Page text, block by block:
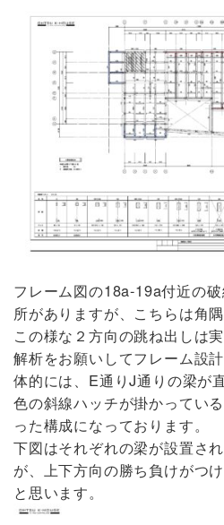
フレーム図の18a-19a付近の
所がありますが、こちらは角
この様な２方向の跳ね出しは
解析をお願いしてフレーム設
体的には、 E通りJ通りの梁が
色の斜線ハッチが掛かってい
った構成になっております。
下図はそれぞれの梁が設置さ
が、上下方向の勝ち負けがつ
と思います。